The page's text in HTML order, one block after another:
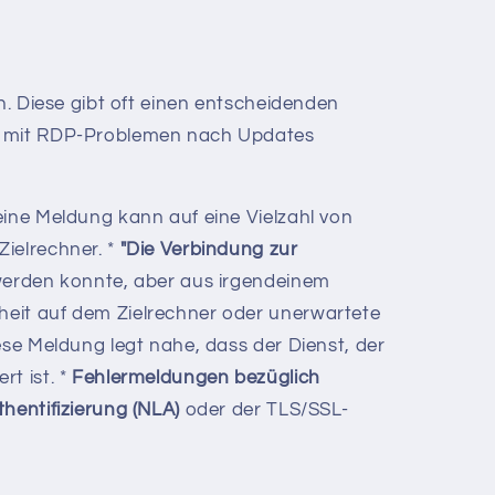
Diese gibt oft einen entscheidenden
RDP-Problemen nach Updates
Meldung kann auf eine Vielzahl von
* "Die Verbindung zur
konnte, aber aus irgendeinem
auf dem Zielrechner oder unerwartete
Meldung legt nahe, dass der Dienst, der
ist. * Fehlermeldungen bezüglich
(NLA)oder der TLS/SSL-